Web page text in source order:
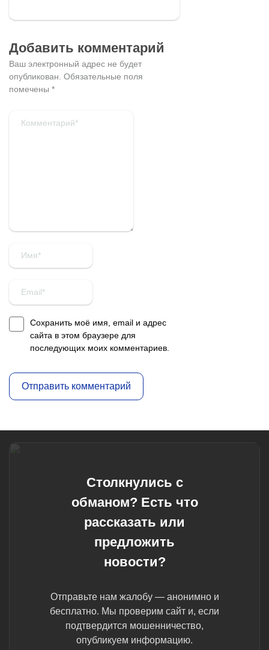
Добавить комментарий
Ваш электронный адрес не будет
опубликован. Обязательные поля
помечены *
Сохранить моё имя, email и адрес
сайта в этом браузере для
последующих моих комментариев.
Столкнулись с
обманом? Есть что
рассказать или
предложить
новости?
Отправьте нам жалобу — анонимно и
бесплатно. Мы проверим сайт и, если
подтвердится мошенничество,
опубликуем информацию.